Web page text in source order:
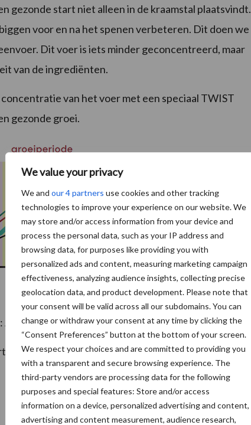
We value your privacy
We and our 4 partners use cookies and other tracking
technologies to improve your experience on our website. We
may store and/or access information from your device and
process the personal data, such as your IP address and
browsing data, for purposes like providing you with
personalized ads and content, measuring marketing campaign
effectiveness, analyzing audience insights, collecting precise
geolocation data, and product development. Please note that
your consent will be valid across all our subdomains. You can
change or withdraw your consent at any time by clicking the
“Consent Preferences” button at the bottom of your screen.
We respect your choices and are committed to providing you
with a transparent and secure browsing experience. The
third-party vendors are processing data for the following
purposes and special features: Store and/or access
information on a device, personalized advertising and content,
advertising and content measurement, audience research,
gezonde start niet alleen in de kraamstal plaatsvindt.
voor en na het spenen verbeteren. Dit doen we
Dit voer is iets minder geconcentreerd, maar
van de ingrediënten.
van het voer met een speciaal TWIST
gezonde groei.
A ➜ C
& groeifase: A ➜ C